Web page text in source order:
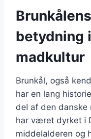
betydning
madkultur
Brunkål, også
har en lang
del af den danske
har været dyrket i
middelalderen og